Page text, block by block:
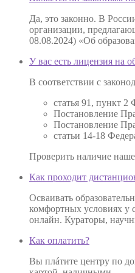
Да, это законно. В
организации,
08.08.2024) «Об
У вас есть лицензия на
В соответствии с
статья 91, пункт
Постановление
Постановление
статьи 14-18
Проверить наличие
Как проходит
Осваивать
комфортных условиях у
онлайн. Кураторы,
Как оплатить?
Вы плáтите центру по